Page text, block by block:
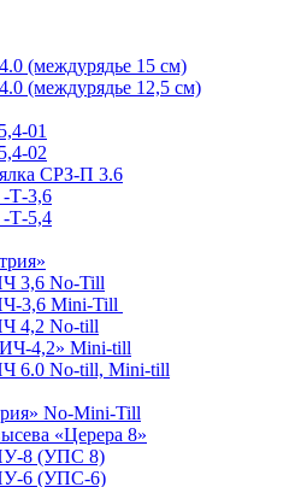
(междурядье 15 см)
(междурядье 12,5 см)
01
02
СРЗ-П 3.6
-Т-3,6
-Т-5,4
3,6 No-Till
3,6 Mini-Till
4,2 No-till
4,2» Mini-till
6.0 No-till, Mini-till
No-Mini-Till
«Церера 8»
8 (УПС 8)
6 (УПС-6)